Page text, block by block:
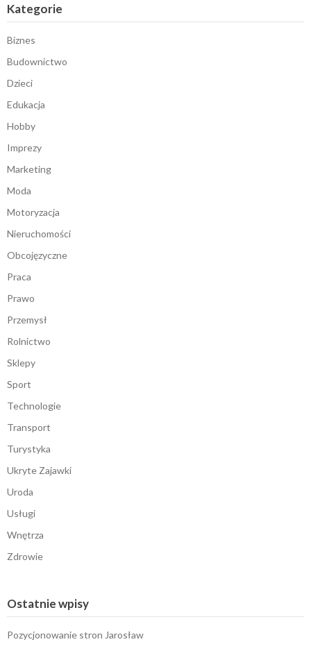
Kategorie
Biznes
Budownictwo
Dzieci
Edukacja
Hobby
Imprezy
Marketing
Moda
Motoryzacja
Nieruchomości
Obcojęzyczne
Praca
Prawo
Przemysł
Rolnictwo
Sklepy
Sport
Technologie
Transport
Turystyka
Ukryte Zajawki
Uroda
Usługi
Wnętrza
Zdrowie
Ostatnie wpisy
Pozycjonowanie stron Jarosław